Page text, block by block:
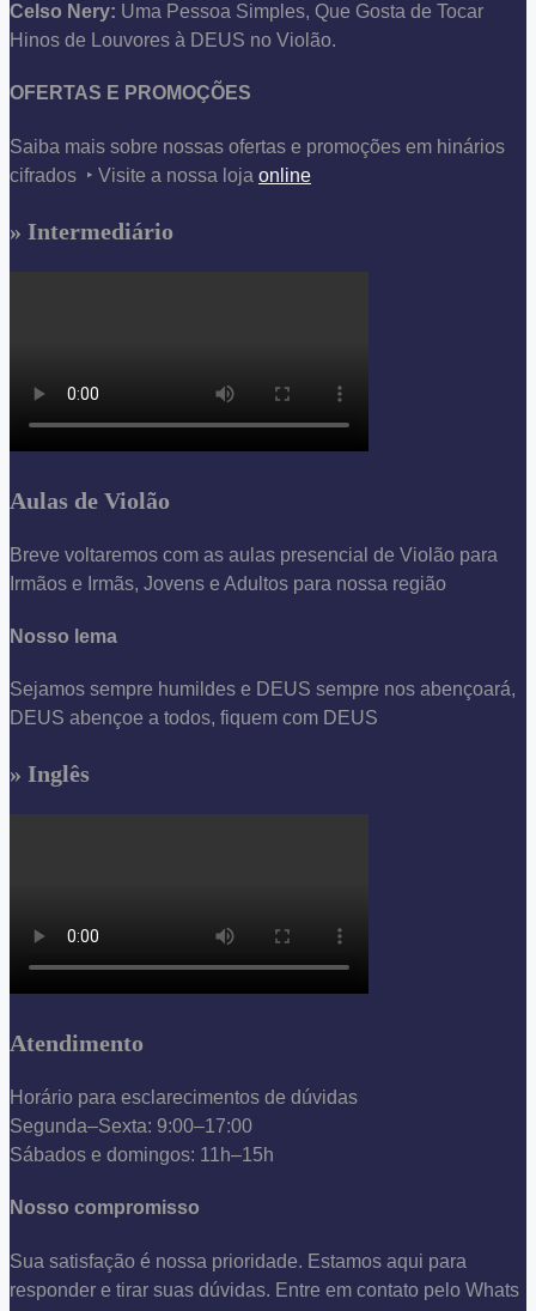
Celso Nery: Uma Pessoa Simples, Que Gosta de Tocar
Hinos de Louvores à DEUS no Violão.
OFERTAS E PROMOÇÕES
Saiba mais sobre nossas ofertas e promoções em hinários
cifrados ‣ Visite a nossa loja online
» Intermediário
Aulas de Violão
Breve voltaremos com as aulas presencial de Violão para
Irmãos e Irmãs, Jovens e Adultos para nossa região
Nosso lema
Sejamos sempre humildes e DEUS sempre nos abençoará,
DEUS abençoe a todos, fiquem com DEUS
» Inglês
Atendimento
Horário para esclarecimentos de dúvidas
Segunda–Sexta: 9:00–17:00
Sábados e domingos: 11h–15h
Nosso compromisso
Sua satisfação é nossa prioridade. Estamos aqui para
responder e tirar suas dúvidas. Entre em contato pelo Whats